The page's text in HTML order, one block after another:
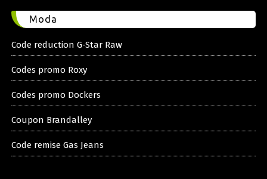
Moda
Code reduction G-Star Raw
Codes promo Roxy
Codes promo Dockers
Coupon Brandalley
Code remise Gas Jeans